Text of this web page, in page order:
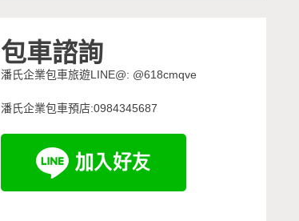
包車諮詢
潘氏企業包車旅遊LINE@: @618cmqve
潘氏企業包車預店:0984345687